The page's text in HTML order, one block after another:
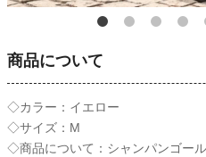
商品について
◇カラー：イエロー
◇サイズ：M
◇商品について：シャンパンゴー